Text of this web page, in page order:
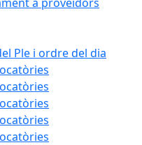
Ple i ordre del dia